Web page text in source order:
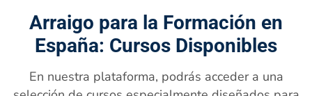
Arraigo para la Formación en
España: Cursos Disponibles
En nuestra plataforma, podrás acceder a una